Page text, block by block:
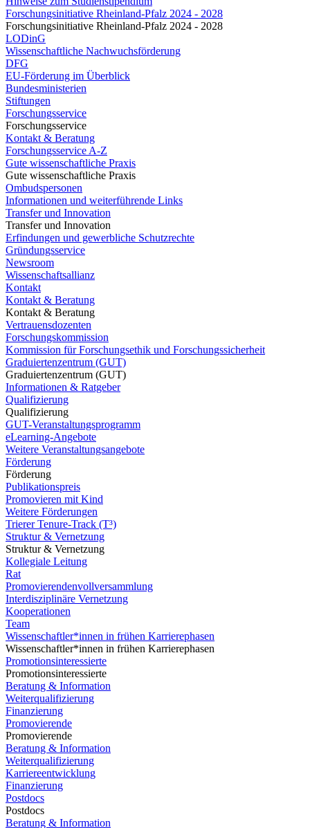
Forschungsinitiative Rheinland-Pfalz 2024 - 2028
Forschungsinitiative Rheinland-Pfalz 2024 - 2028
LODinG
Wissenschaftliche Nachwuchsförderung
DFG
EU-Förderung im Überblick
Bundesministerien
Stiftungen
Forschungsservice
Forschungsservice
Kontakt & Beratung
Forschungsservice A-Z
Gute wissenschaftliche Praxis
Gute wissenschaftliche Praxis
Ombudspersonen
Informationen und weiterführende Links
Transfer und Innovation
Transfer und Innovation
Erfindungen und gewerbliche Schutzrechte
Gründungsservice
Newsroom
Wissenschaftsallianz
Kontakt
Kontakt & Beratung
Kontakt & Beratung
Vertrauensdozenten
Forschungskommission
Kommission für Forschungsethik und Forschungssicherheit
Graduiertenzentrum (GUT)
Graduiertenzentrum (GUT)
Informationen & Ratgeber
Qualifizierung
Qualifizierung
GUT-Veranstaltungsprogramm
eLearning-Angebote
Weitere Veranstaltungsangebote
Förderung
Förderung
Publikationspreis
Promovieren mit Kind
Weitere Förderungen
Trierer Tenure-Track (T³)
Struktur & Vernetzung
Struktur & Vernetzung
Kollegiale Leitung
Rat
Promovierendenvollversammlung
Interdisziplinäre Vernetzung
Kooperationen
Team
Wissenschaftler*innen in frühen Karrierephasen
Wissenschaftler*innen in frühen Karrierephasen
Promotionsinteressierte
Promotionsinteressierte
Beratung & Information
Weiterqualifizierung
Finanzierung
Promovierende
Promovierende
Beratung & Information
Weiterqualifizierung
Karriereentwicklung
Finanzierung
Postdocs
Postdocs
Beratung & Information